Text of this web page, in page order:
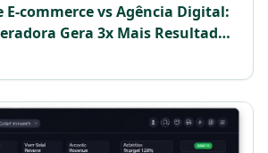
E-commerce vs Agência Digital:
Gera 3x Mais Resultados